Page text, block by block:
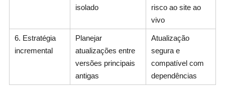
isolado
risco ao site ao
vivo
6. Estratégia
incremental
Planejar
atualizações entre
versões principais
antigas
Atualização
segura e
compatível com
dependências